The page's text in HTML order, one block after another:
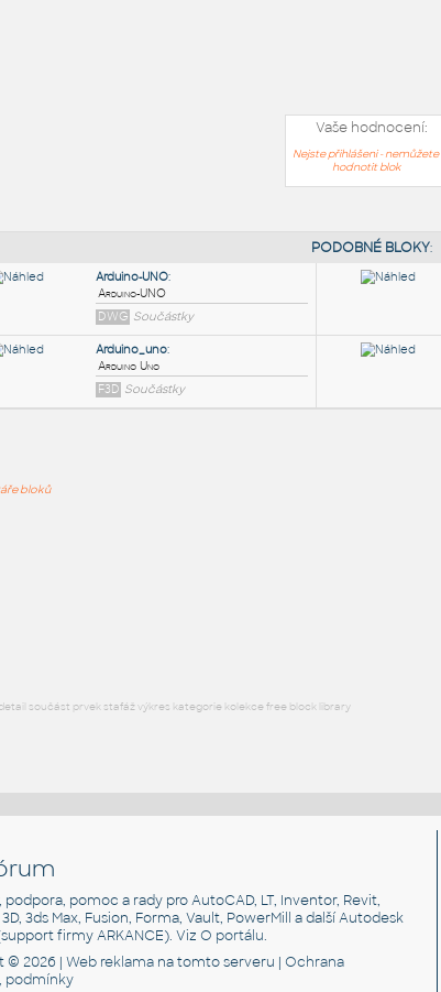
Vaše hodnocení:
Nejste přihlášeni - nemůžete
hodnotit blok
bloků
součást prvek stafáž výkres kategorie kolekce free block library
podpora, pomoc a rady pro AutoCAD, LT, Inventor, Revit,
3ds Max, Fusion, Forma, Vault, PowerMill a další Autodesk
firmy ARKANCE). VizO portálu.
© 2026 |Web reklama na tomto serveru |Ochrana
podmínky